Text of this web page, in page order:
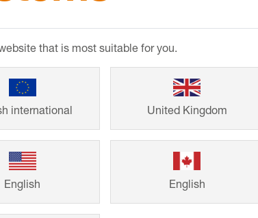
determinadas
acontecer
solicitações
de dúvidas
e o
e
that is most suitable for you.
international United Kingdom
English English